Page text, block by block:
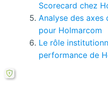
Scorecard chez
Analyse des axes
pour Holmarcom
Le rôle
performance de